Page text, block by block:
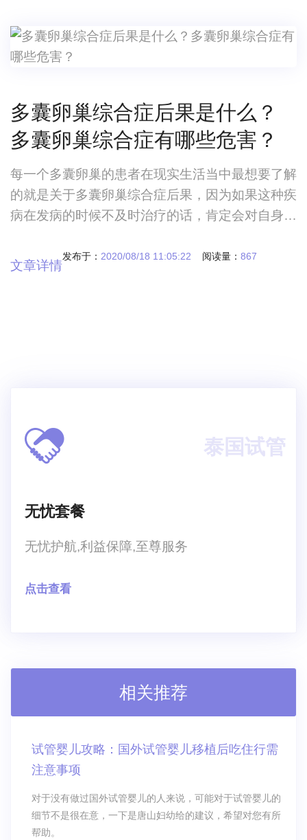
好？不少子宫肌瘤患者都比较关注子宫肌瘤吃什么
药能消
多囊卵巢综合症后果是什么？
多囊卵巢综合症有哪些危害？
每一个多囊卵巢的患者在现实生活当中最想要了解
的就是关于多囊卵巢综合症后果，因为如果这种疾
病在发病的时候不及时治疗的话，肯定会对自身产
过程当中多囊卵巢综合症后果是什么？多囊卵巢综
发布于： 2020/08/18 11:05:22 阅读量： 867
文章详情
泰国试管
无忧套餐
无忧护航,利益保障,至尊服务
点击查看
相关推荐
试管婴儿攻略：国外试管婴儿移植后吃住行需
注意事项
对于没有做过国外试管婴儿的人来说，可能对于试管婴儿的
细节不是很在意，一下是唐山妇幼给的建议，希望对您有所
帮助。